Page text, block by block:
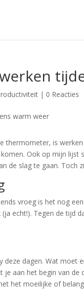
| 0 Reacties
thermometer, is
Ook op mijn lijst
de slag te gaan. Toch
vroeg is het nog
echt!). Tegen de tijd
deze dagen. Wat
je aan het begin van
het moeilijke of